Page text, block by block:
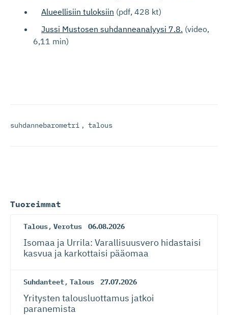
Alueellisiin tuloksiin (pdf, 428 kt)
Jussi Mustosen suhdanneanalyysi 7.8. (video,
6,11 min)
suhdannebarometri , talous
Tuoreimmat
Talous, Verotus 06.08.2026
Isomaa ja Urrila: Varallisuusvero hidastaisi
kasvua ja karkottaisi pääomaa
Suhdanteet, Talous 27.07.2026
Yritysten talousluottamus jatkoi
paranemista